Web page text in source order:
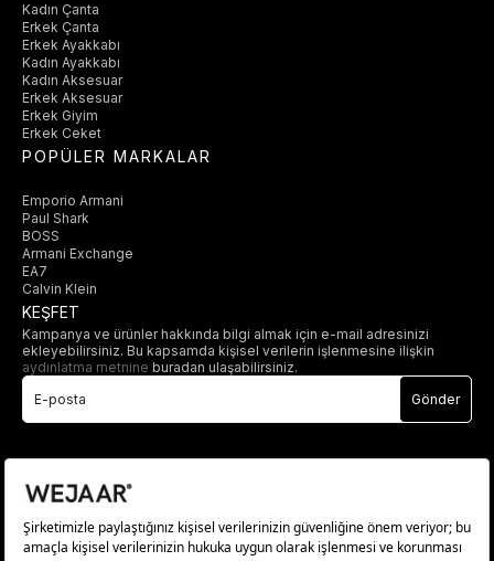
Kadın Çanta
Erkek Çanta
Erkek Ayakkabı
Kadın Ayakkabı
Kadın Aksesuar
Erkek Aksesuar
Erkek Giyim
Erkek Ceket
POPÜLER MARKALAR
Emporio Armani
Paul Shark
BOSS
Armani Exchange
EA7
Calvin Klein
KEŞFET
Kampanya ve ürünler hakkında bilgi almak için e-mail adresinizi
ekleyebilirsiniz. Bu kapsamda kişisel verilerin işlenmesine ilişkin
aydınlatma metnine buradan ulaşabilirsiniz.
Gönder
© 2025 wejaar.com.tr. tüm hakları saklıdır.